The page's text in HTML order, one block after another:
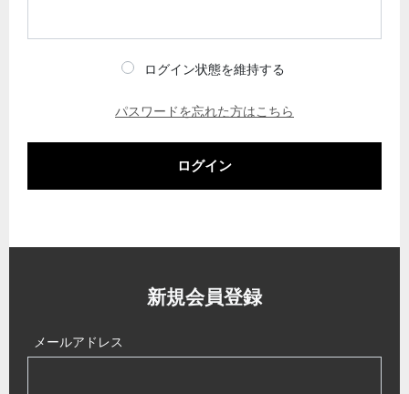
ログイン状態を維持する
パスワードを忘れた方はこちら
ログイン
新規会員登録
メールアドレス